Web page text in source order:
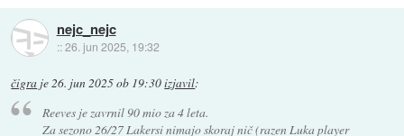
nejc_nejc
::26. jun 2025, 19:32
čigra je26. jun 2025 ob 19:30izjavil:
Reeves je zavrnil 90 mio za 4 leta.
Za sezono 26/27 Lakersi nimajo skoraj nič (razen Luka player